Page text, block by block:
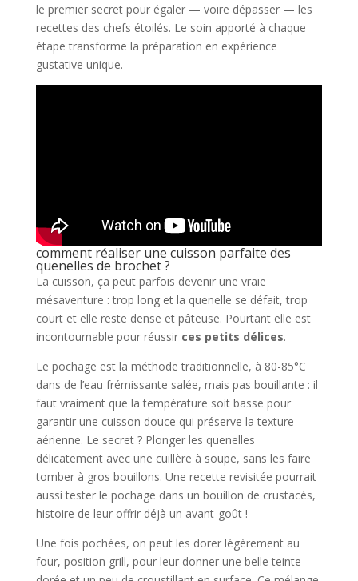
le premier secret pour égaler — voire dépasser — les
recettes des chefs étoilés. Le soin apporté à chaque
étape transforme la préparation en expérience
gustative unique.
comment réaliser une cuisson parfaite des
quenelles de brochet ?
La cuisson, ça peut parfois devenir une vraie
mésaventure : trop long et la quenelle se défait, trop
court et elle reste dense et pâteuse. Pourtant elle est
incontournable pour réussir ces petits délices.
Le pochage est la méthode traditionnelle, à 80-85°C
dans de l’eau frémissante salée, mais pas bouillante : il
faut vraiment que la température soit basse pour
garantir une cuisson douce qui préserve la texture
aérienne. Le secret ? Plonger les quenelles
délicatement avec une cuillère à soupe, sans les faire
tomber à gros bouillons. Une recette revisitée pourrait
aussi tester le pochage dans un bouillon de crustacés,
histoire de leur offrir déjà un avant-goût !
Une fois pochées, on peut les dorer légèrement au
four, position grill, pour leur donner une belle teinte